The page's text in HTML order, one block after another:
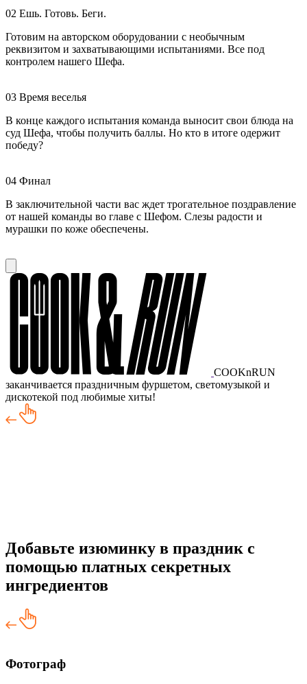
02 Ешь. Готовь. Беги.
Готовим на авторском оборудовании с необычным
реквизитом и захватывающими испытаниями. Все под
контролем нашего Шефа.
03 Время веселья
В конце каждого испытания команда выносит свои блюда на
суд Шефа, чтобы получить баллы. Но кто в итоге одержит
победу?
04 Финал
В заключительной части вас ждет трогательное поздравление
от нашей команды во главе с Шефом. Слезы радости и
мурашки по коже обеспечены.
COOKnRUN
заканчивается праздничным фуршетом, светомузыкой и
дискотекой под любимые хиты!
Добавьте изюминку в праздник с
помощью платных секретных
ингредиентов
Фотограф